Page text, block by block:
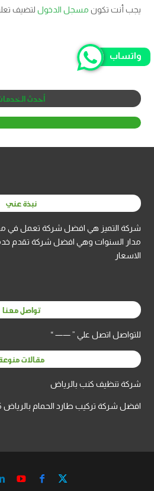
يجب أنت تكون مسجل الدخول لتضيف
أحدث
نبذة عني
شركة التميز هي افضل شركة تعمل في
مدار السنوات وهي افضل شركة تقدم
الاسعار
تواصل معنا
للتواصل اتصل علي ” —— “
مقالات
شركة تنظيف كنب بالرياض
افضل شركة تركيب طارد الحمام بالرياض 0502254016
واتساب